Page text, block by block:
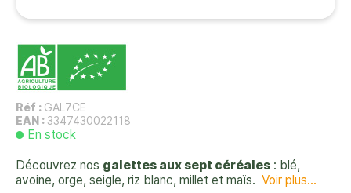
Réf : GAL7CE
EAN : 3347430022118
En stock
Découvrez nos galettes aux sept céréales : blé,
avoine, orge, seigle, riz blanc, millet et maïs. Voir plus...